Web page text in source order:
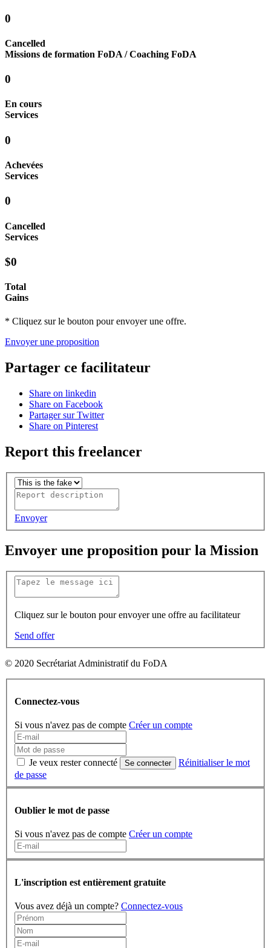
0
Cancelled
Missions de formation FoDA / Coaching FoDA
0
En cours
Services
0
Achevées
Services
0
Cancelled
Services
$0
Total
Gains
* Cliquez sur le bouton pour envoyer une offre.
Envoyer une proposition
Partager ce facilitateur
Share on linkedin
Share on Facebook
Partager sur Twitter
Share on Pinterest
Report this freelancer
Envoyer
Envoyer une proposition pour la Mission
Cliquez sur le bouton pour envoyer une offre au facilitateur
Send offer
© 2020 Secrétariat Administratif du FoDA
Connectez-vous
Si vous n'avez pas de compte Créer un compte
Je veux rester connecté Se connecter
Réinitialiser le mot
de passe
Oublier le mot de passe
Si vous n'avez pas de compte Créer un compte
L'inscription est entièrement gratuite
Vous avez déjà un compte? Connectez-vous